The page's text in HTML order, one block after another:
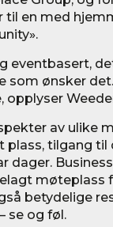
til en med
eventbasert,
som ønsker
opplyser
av ulike
plass, tilgang
dager.
møteplass
betydelige
se og føl.